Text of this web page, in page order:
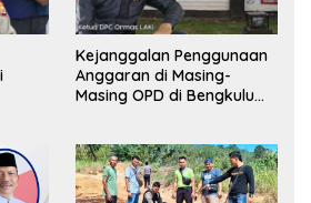
Kejanggalan Penggunaan
Anggaran di Masing-
Masing OPD di Bengkulu